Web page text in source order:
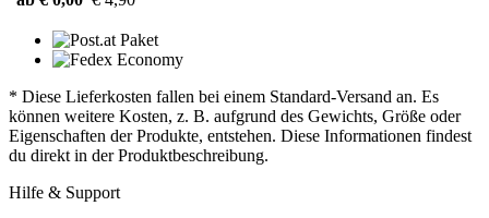
* Diese Lieferkosten fallen bei einem Standard-Versand an. Es
können weitere Kosten, z. B. aufgrund des Gewichts, Größe oder
Eigenschaften der Produkte, entstehen. Diese Informationen findest
du direkt in der Produktbeschreibung.
Hilfe & Support